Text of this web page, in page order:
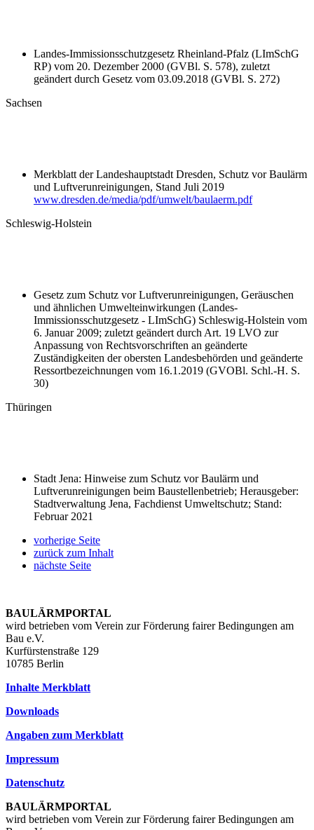
Landes-Immissionsschutzgesetz Rheinland-Pfalz (LImSchG
RP) vom 20. Dezember 2000 (GVBl. S. 578), zuletzt
geändert durch Gesetz vom 03.09.2018 (GVBl. S. 272)
Sachsen
Merkblatt der Landeshauptstadt Dresden, Schutz vor Baulärm
und Luftverunreinigungen, Stand Juli 2019
www.dresden.de/media/pdf/umwelt/baulaerm.pdf
Schleswig-Holstein
Gesetz zum Schutz vor Luftverunreinigungen, Geräuschen
und ähnlichen Umwelteinwirkungen (Landes-
Immissionsschutzgesetz - LImSchG) Schleswig-Holstein vom
6. Januar 2009; zuletzt geändert durch Art. 19 LVO zur
Anpassung von Rechtsvorschriften an geänderte
Zuständigkeiten der obersten Landesbehörden und geänderte
Ressortbezeichnungen vom 16.1.2019 (GVOBl. Schl.-H. S.
30)
Thüringen
Stadt Jena: Hinweise zum Schutz vor Baulärm und
Luftverunreinigungen beim Baustellenbetrieb; Herausgeber:
Stadtverwaltung Jena, Fachdienst Umweltschutz; Stand:
Februar 2021
vorherige Seite
zurück zum Inhalt
nächste Seite
BAULÄRMPORTAL
wird betrieben vom Verein zur Förderung fairer Bedingungen am
Bau e.V.
Kurfürstenstraße 129
10785 Berlin
Inhalte Merkblatt
Downloads
Angaben zum Merkblatt
Impressum
Datenschutz
BAULÄRMPORTAL
wird betrieben vom Verein zur Förderung fairer Bedingungen am